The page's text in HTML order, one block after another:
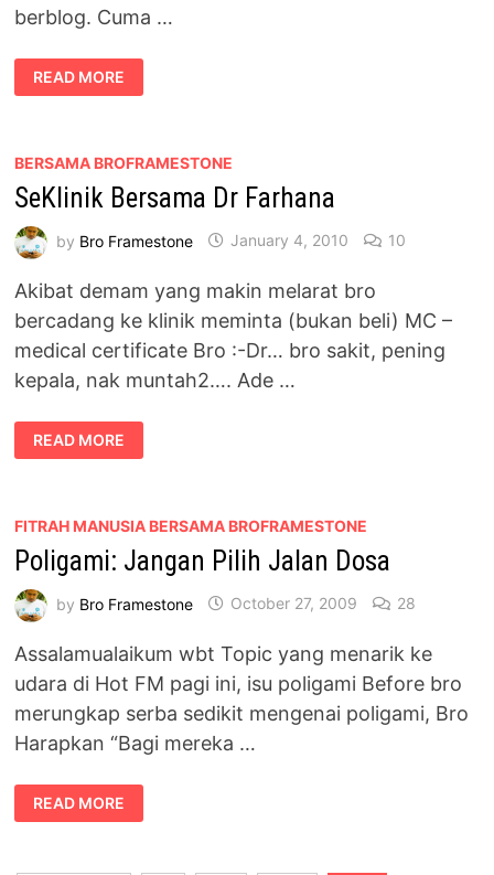
berblog. Cuma …
BAHANA
NAK
NAMA
READ MORE
BERSAMA BROFRAMESTONE
SeKlinik Bersama Dr Farhana
by Bro Framestone January 4, 2010 10
Akibat demam yang makin melarat bro
bercadang ke klinik meminta (bukan beli) MC –
medical certificate Bro :-Dr… bro sakit, pening
kepala, nak muntah2…. Ade …
SEKLINIK
BERSAMA
DR
READ MORE
FITRAH MANUSIA BERSAMA BROFRAMESTONE
Poligami: Jangan Pilih Jalan Dosa
by Bro Framestone October 27, 2009 28
Assalamualaikum wbt Topic yang menarik ke
udara di Hot FM pagi ini, isu poligami Before bro
merungkap serba sedikit mengenai poligami, Bro
Harapkan “Bagi mereka …
POLIGAMI:
JANGAN
PILIH
READ MORE